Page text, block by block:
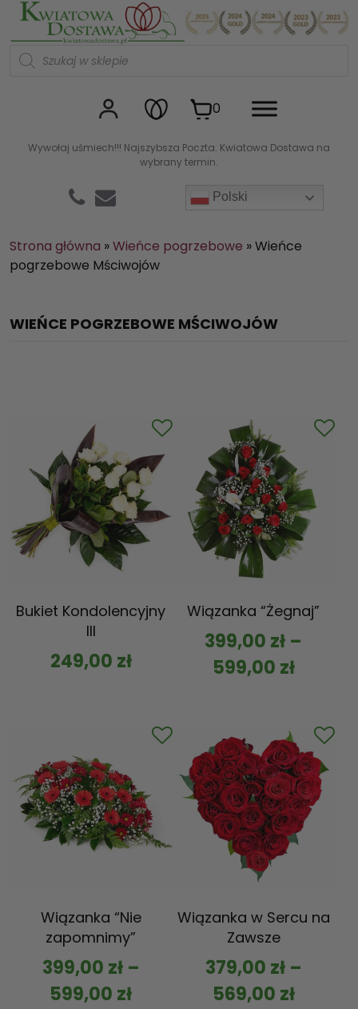
Wywołaj uśmiech!!! Najszybsza Poczta. Kwiatowa Dostawa na
wybrany termin.
Polski
Kwiaciarnia internetowa
W
d
u
k
0
Strona główna »Wieńce pogrzebowe »Wieńce
pogrzebowe Mściwojów
WIEŃCE POGRZEBOWE MŚCIWOJÓW
Bukiet Kondolencyjny
III
249,00 zł
Wiązanka “Żegnaj”
399,00 zł –
599,00 zł
Wiązanka “Nie
zapomnimy”
399,00 zł–
599,00 zł
Wiązanka w Sercu na
Zawsze
379,00 zł–
569,00 zł